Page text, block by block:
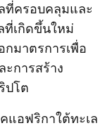
ที่ครอบคลุมและ
ที่เกิดขึ้นใหม่
มาตรการเพื่อ
การสร้าง
ปโต
แอฟริกาใต้ทะเล